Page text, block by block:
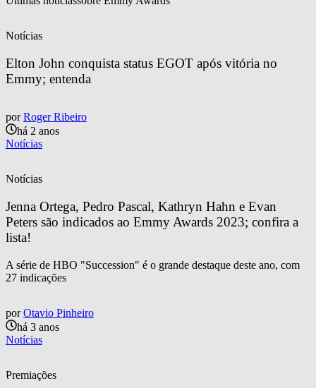
Notícias
Elton John conquista status EGOT após vitória no
Emmy; entenda
por Roger Ribeiro
há 2 anos
Notícias
Notícias
Jenna Ortega, Pedro Pascal, Kathryn Hahn e Evan
Peters são indicados ao Emmy Awards 2023; confira a
lista!
A série de HBO "Succession" é o grande destaque deste ano, com
27 indicações
por Otavio Pinheiro
há 3 anos
Notícias
Premiações